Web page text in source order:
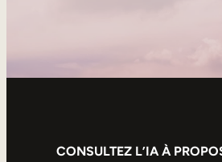
CONSULTEZ L’IA À